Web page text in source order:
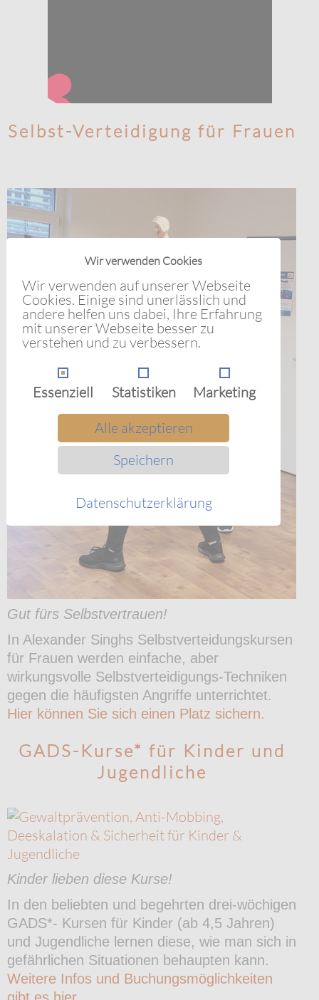
Wir verwenden Cookies
Wir verwenden auf unserer Webseite
Cookies. Einige sind unerlässlich und
andere helfen uns dabei, Ihre Erfahrung
mit unserer Webseite besser zu
verstehen und zu verbessern.
Essenziell Statistiken
Marketing
Alle akzeptieren
Speichern
Datenschutzerklärung
Selbst-Verteidigung für Frauen
Gut fürs Selbstvertrauen!
In Alexander Singhs Selbstverteidungskursen
für Frauen werden einfache, aber
wirkungsvolle Selbstverteidigungs-Techniken
gegen die häufigsten Angriffe unterrichtet.
Hier können Sie sich einen Platz sichern.
GADS-Kurse* für Kinder und
Jugendliche
Kinder lieben diese Kurse!
In den beliebten und begehrten drei-wöchigen
GADS*- Kursen für Kinder (ab 4,5 Jahren)
und Jugendliche lernen diese, wie man sich in
gefährlichen Situationen behaupten kann.
Weitere Infos und Buchungsmöglichkeiten